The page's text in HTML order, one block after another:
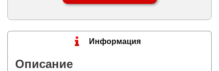
Информация
Описание